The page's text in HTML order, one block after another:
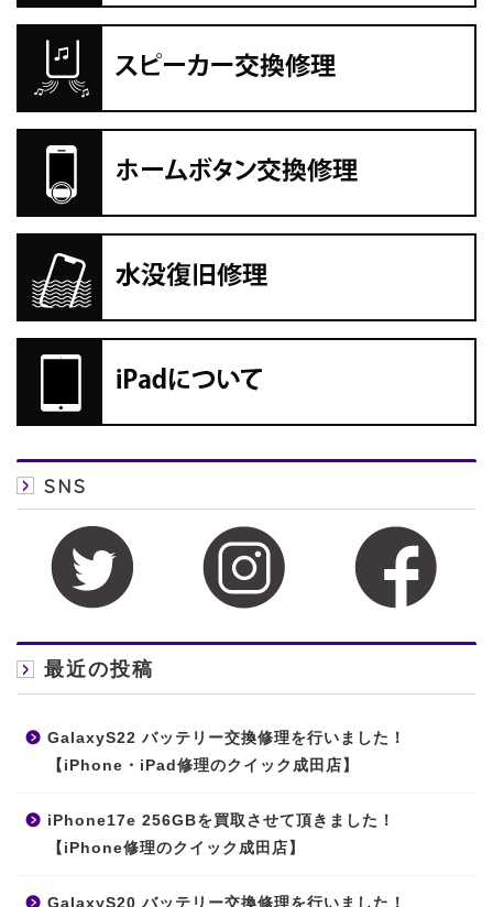
SNS
最近の投稿
GalaxyS22 バッテリー交換修理を行いました！
【iPhone・iPad修理のクイック成田店】
iPhone17e 256GBを買取させて頂きました！
【iPhone修理のクイック成田店】
GalaxyS20 バッテリー交換修理を行いました！